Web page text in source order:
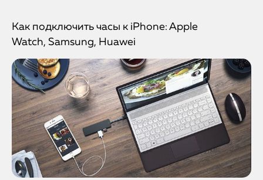
Как подключить часы к iPhone: Apple
Watch, Samsung, Huawei